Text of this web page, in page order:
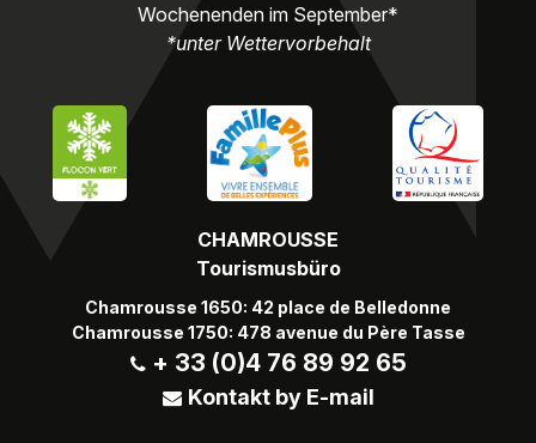
CHAMROUSSE
Tourismusbüro
Chamrousse 1650: 42 place de Belledonne
Chamrousse 1750: 478 avenue du Père Tasse
+ 33 (0)4 76 89 92 65
Kontakt by E-mail
Wochenenden im September*
*unter Wettervorbehalt